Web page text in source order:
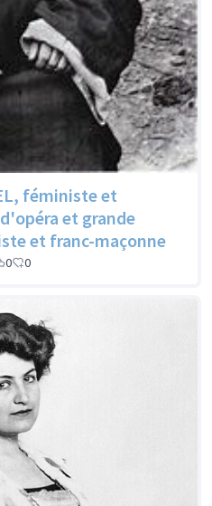
féministe et
et grande
et franc-maçonne
0 0